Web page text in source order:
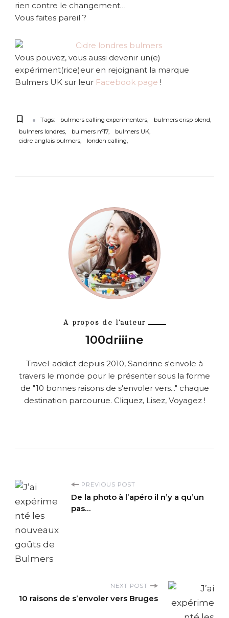
rien contre le changement…
Vous faites pareil ?
Vous pouvez, vous aussi devenir un(e)
expériment(rice)eur en rejoignant la marque
Bulmers UK sur leur Facebook page !
Tags: bulmers calling experimenters
bulmers crisp blend
bulmers londres
bulmers n°17
bulmers UK
cidre anglais bulmers
london calling
A propos de l'auteur
100driiine
Travel-addict depuis 2010, Sandrine s'envole à
travers le monde pour le présenter sous la forme
de "10 bonnes raisons de s'envoler vers..." chaque
destination parcourue. Cliquez, Lisez, Voyagez !
P
o
s
t
a
PREVIOUS POST
De la photo à l’apéro il n’y a qu’un
pas…
NEXT POST
10 raisons de s’envoler vers Bruges